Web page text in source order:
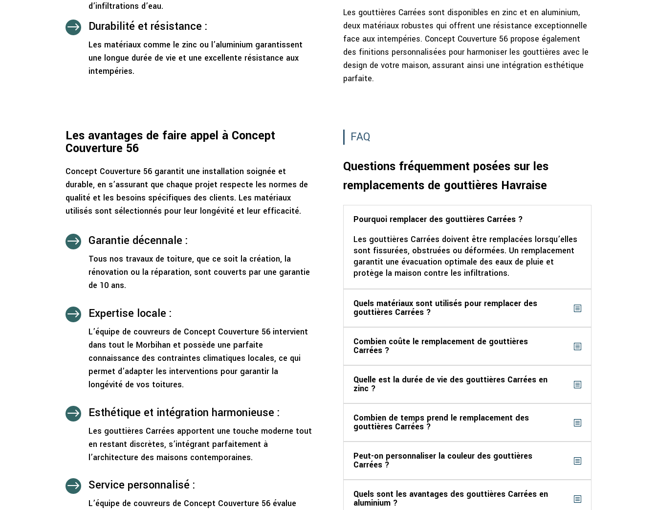
d’infiltrations d’eau.
$ Durabilité et résistance :
Les matériaux comme le zinc ou l’aluminium garantissent
une longue durée de vie et une excellente résistance aux
intempéries.
Les gouttières Carrées sont disponibles en zinc et en aluminium,
deux matériaux robustes qui offrent une résistance exceptionnelle
face aux intempéries. Concept Couverture 56 propose également
des finitions personnalisées pour harmoniser les gouttières avec le
design de votre maison, assurant ainsi une intégration esthétique
parfaite.
Les avantages de faire appel à Concept
Couverture 56
Concept Couverture 56 garantit une installation soignée et
durable, en s’assurant que chaque projet respecte les normes de
qualité et les besoins spécifiques des clients. Les matériaux
utilisés sont sélectionnés pour leur longévité et leur efficacité.
$ Garantie décennale :
Tous nos travaux de toiture, que ce soit la création, la
rénovation ou la réparation, sont couverts par une garantie
de 10 ans.
$ Expertise locale :
L’équipe de couvreurs de Concept Couverture 56 intervient
dans tout le Morbihan et possède une parfaite
connaissance des contraintes climatiques locales, ce qui
permet d’adapter les interventions pour garantir la
longévité de vos toitures.
$ Esthétique et intégration harmonieuse :
Les gouttières Carrées apportent une touche moderne tout
en restant discrètes, s’intégrant parfaitement à
l’architecture des maisons contemporaines.
$ Service personnalisé :
L’équipe de couvreurs de Concept Couverture 56 évalue
FAQ
Questions fréquemment posées sur les
remplacements de gouttières Havraise
Pourquoi remplacer des gouttières Carrées ?
Les gouttières Carrées doivent être remplacées lorsqu’elles
sont fissurées, obstruées ou déformées. Un remplacement
garantit une évacuation optimale des eaux de pluie et
protège la maison contre les infiltrations.
Quels matériaux sont utilisés pour remplacer des
gouttières Carrées ?
Combien coûte le remplacement de gouttières
Carrées ?
Quelle est la durée de vie des gouttières Carrées en
zinc ?
Combien de temps prend le remplacement des
gouttières Carrées ?
Peut-on personnaliser la couleur des gouttières
Carrées ?
Quels sont les avantages des gouttières Carrées en
aluminium ?